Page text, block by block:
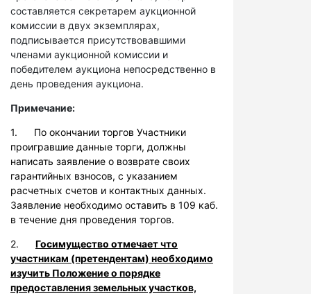
составляется секретарем аукционной
комиссии в двух экземплярах,
подписывается присутствовавшими
членами аукционной комиссии и
победителем аукциона непосредственно в
день проведения аукциона.
Примечание:
1. По окончании торгов Участники
проигравшие данные торги, должны
написать заявление о возврате своих
гарантийных взносов, с указанием
расчетных счетов и контактных данных.
Заявление необходимо оставить в 109 каб.
в течение дня проведения торгов.
2. Госимущество отмечает что
участникам (претендентам) необходимо
изучить Положение о порядке
предоставления земельных участков,